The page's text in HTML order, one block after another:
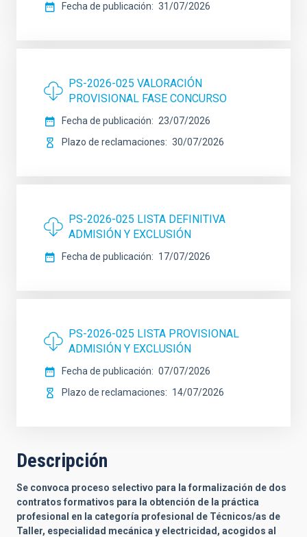
Fecha de publicación 31/07/2026
PS-2026-025 VALORACIÓN
PROVISIONAL FASE CONCURSO
Fecha de publicación
23/07/2026
Plazo de reclamaciones
30/07/2026
PS-2026-025 LISTA DEFINITIVA
ADMISIÓN Y EXCLUSIÓN
Fecha de publicación 17/07/2026
PS-2026-025 LISTA PROVISIONAL
ADMISIÓN Y EXCLUSIÓN
Fecha de publicación
07/07/2026
Plazo de reclamaciones
14/07/2026
Descripción
Se convoca proceso selectivo para la formalización de dos
contratos formativos para la obtención de la práctica
profesional en la categoría profesional de Técnicos/as de
Taller, especialidad mecánica y electricidad, acogidos al